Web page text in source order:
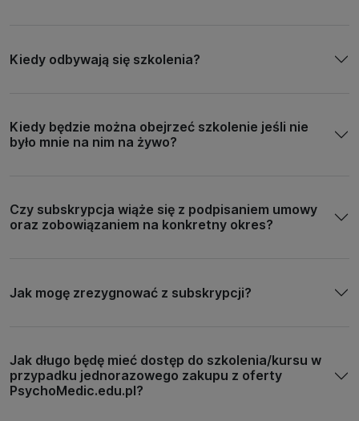
Kiedy odbywają się szkolenia?
Kiedy będzie można obejrzeć szkolenie jeśli nie
było mnie na nim na żywo?
Czy subskrypcja wiąże się z podpisaniem umowy
oraz zobowiązaniem na konkretny okres?
Jak mogę zrezygnować z subskrypcji?
Jak długo będę mieć dostęp do szkolenia/kursu w
przypadku jednorazowego zakupu z oferty
PsychoMedic.edu.pl?